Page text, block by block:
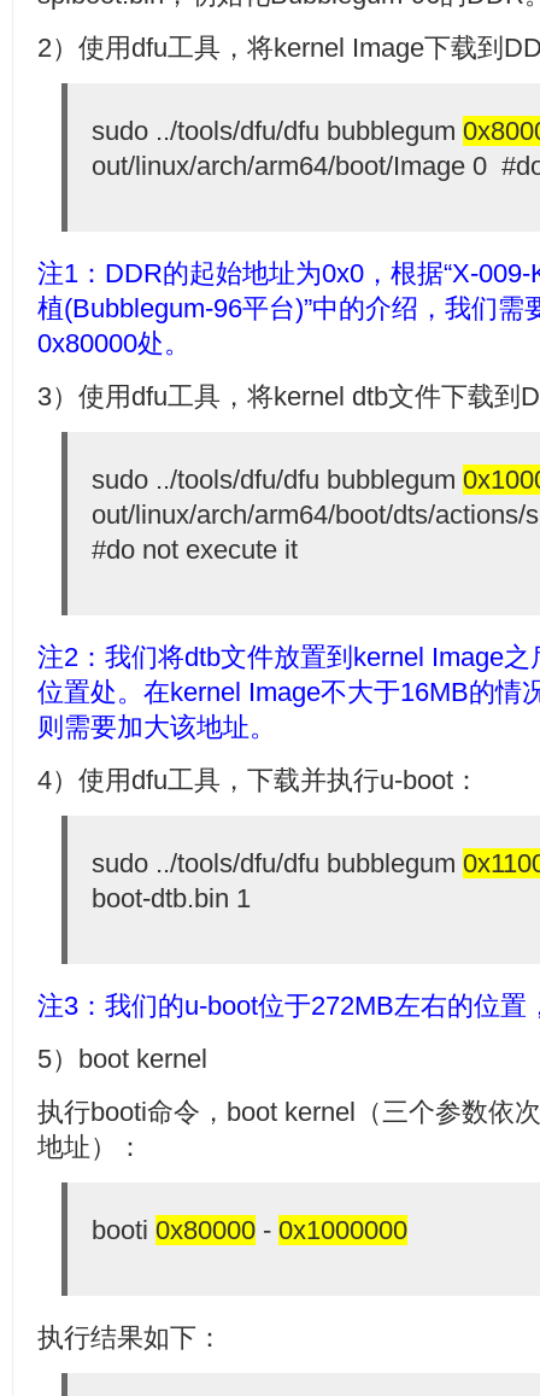
2）使用dfu工具，将kernel Image下载到
sudo ../tools/dfu/dfu bubblegum
out/linux/arch/arm64/boot/Image 0
注1：DDR的起始地址为0x0，根据“X-009-
植(Bubblegum-96平台)”中的介绍，我们需
0x80000处。
3）使用dfu工具，将kernel dtb文件下载到
sudo ../tools/dfu/dfu bubblegum
out/linux/arch/arm64/boot/dts/
#do not execute it
注2： 我们将dtb文件放置到kernel Image
位置处。在kernel Image不大于16MB的情
则需要加大该地址。
4）使用dfu工具，下载并执行u-boot：
sudo ../tools/dfu/dfu bubblegum
boot-dtb.bin 1
注3：我们的u-boot位于272MB左右的位置
5）boot kernel
执行booti命令，boot kernel（三个参数依
地址）：
booti 0x80000 - 0x1000000
执行结果如下：